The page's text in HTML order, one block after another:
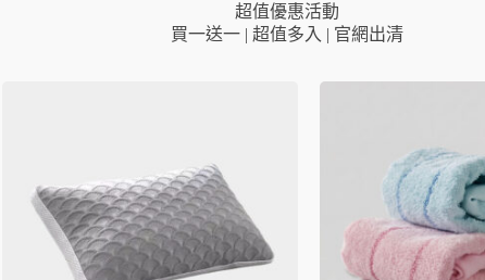
超值優惠活動
買一送一 | 超值多入 | 官網出清